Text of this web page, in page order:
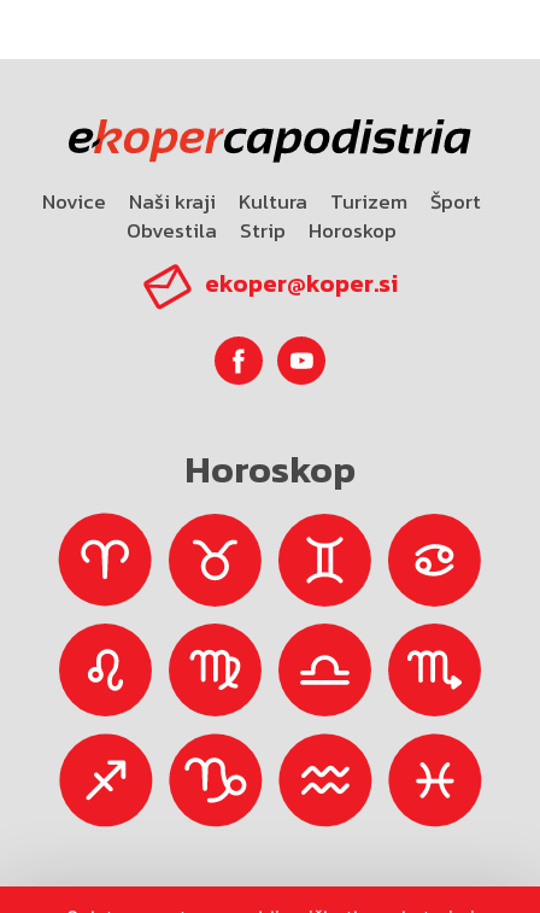
Novice Naši kraji Kultura Turizem
Šport
Obvestila
Strip Horoskop
ekoper@koper.si
Horoskop